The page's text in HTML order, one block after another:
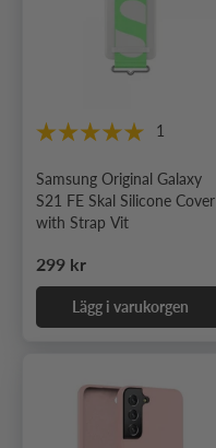
1
Samsung Original Galaxy
S21 FE Skal Silicone Cover
with Strap Vit
Ordinarie pris
299 kr
Lägg i varukorgen